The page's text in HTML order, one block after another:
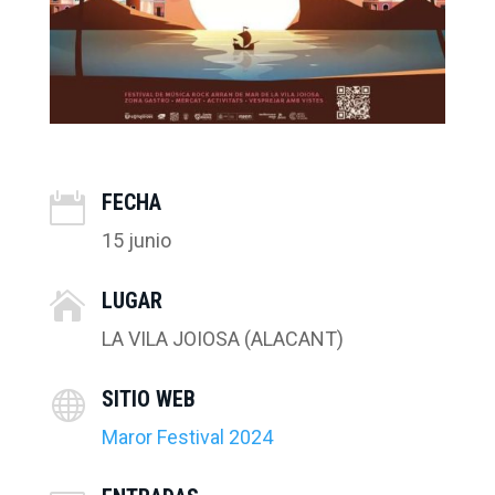
 FECHA
15 junio
 LUGAR
LA VILA JOIOSA (ALACANT)
 SITIO WEB
Maror Festival 2024